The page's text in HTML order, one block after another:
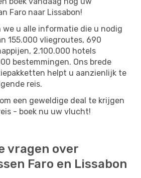
Faro naar Lissabon!
we u alle informatie die u nodig
155.000 vliegroutes, 690
2.100.000 hotels
bestemmingen. Ons brede
helpt u aanzienlijk te
reis.
een ​​geweldige deal te krijgen
- boek nu uw vlucht!
vragen over
Faro en Lissabon